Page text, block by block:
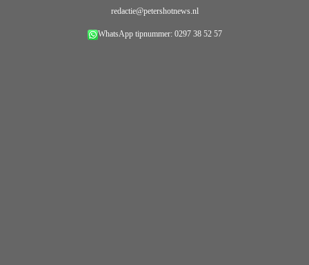
redactie@petershotnews.nl
WhatsApp tipnummer: 0297 38 52 57